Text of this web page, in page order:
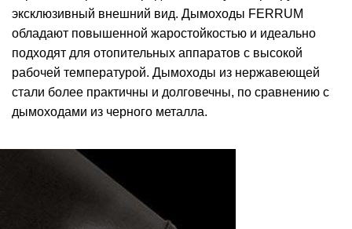
эксклюзивный внешний вид. Дымоходы FERRUM
обладают повышенной жаростойкостью и идеально
подходят для отопительных аппаратов с высокой
рабочей температурой. Дымоходы из нержавеющей
стали более практичны и долговечны, по сравнению с
дымоходами из черного металла.